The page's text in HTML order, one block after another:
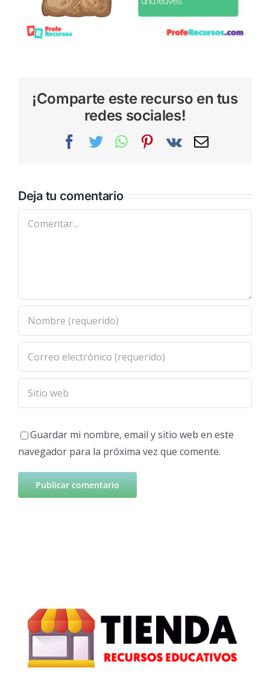
¡Comparte este recurso en tus
redes sociales!
Facebook
TwitterWhatsAppPinterest
Vk
Correo
Deja tu comentario
Comentar
Guardar mi nombre, email y sitio web en este
navegador para la próxima vez que comente.